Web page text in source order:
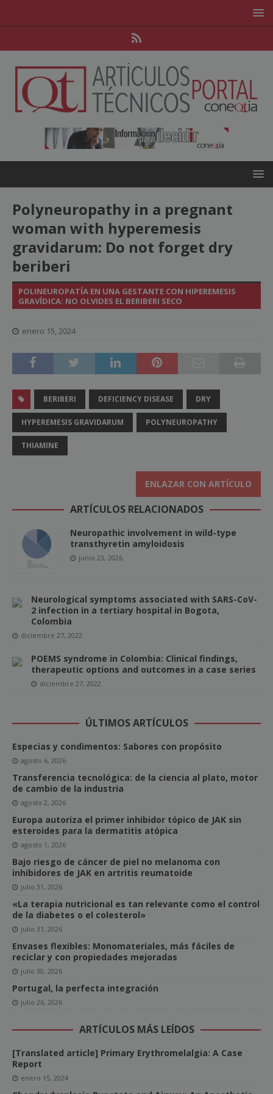
Polyneuropathy in a pregnant
woman with hyperemesis
gravidarum: Do not forget dry
beriberi
POLINEUROPATÍA EN UNA GESTANTE CON HIPEREMESIS
GRAVÍDICA: NO OLVIDES EL BERIBERI SECO
enero 15, 2024
BERIBERI DEFICIENCY DISEASE DRY
HYPEREMESIS GRAVIDARUM POLYNEUROPATHY
THIAMINE
ENLAZAR CON ARTÍCULO
ARTÍCULOS RELACIONADOS
Neuropathic involvement in wild-type
transthyretin amyloidosis
junio 23, 2026
Neurological symptoms associated with SARS-CoV-
2 infection in a tertiary hospital in Bogota,
Colombia
diciembre 27, 2022
POEMS syndrome in Colombia: Clinical findings,
therapeutic options and outcomes in a case series
diciembre 27, 2022
ÚLTIMOS ARTÍCULOS
Especias y condimentos: Sabores con propósito
agosto 6, 2026
Transferencia tecnológica: de la ciencia al plato, motor
de cambio de la industria
agosto 2, 2026
Europa autoriza el primer inhibidor tópico de JAK sin
esteroides para la dermatitis atópica
agosto 1, 2026
Bajo riesgo de cáncer de piel no melanoma con
inhibidores de JAK en artritis reumatoide
julio 31, 2026
«La terapia nutricional es tan relevante como el control
de la diabetes o el colesterol»
julio 31, 2026
Envases flexibles: Monomateriales, más fáciles de
reciclar y con propiedades mejoradas
julio 30, 2026
Portugal, la perfecta integración
julio 26, 2026
ARTÍCULOS MÁS LEÍDOS
[Translated article] Primary Erythromelalgia: A Case
Report
enero 15, 2024